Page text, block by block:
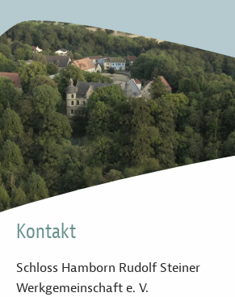
Kontakt
Schloss Hamborn Rudolf Steiner
Werkgemeinschaft e. V.